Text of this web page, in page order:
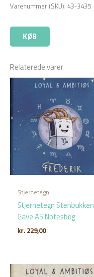
Varenummer (SKU): 43-3435
KØB
Relaterede varer
Stjernetegn
Stjernetegn Stenbukken
Gave A5 Notesbog
kr. 229,00